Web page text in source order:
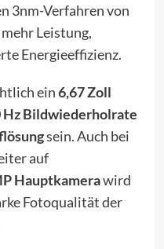
3nm-Verfahren von
Leistung,
Energieeffizienz.
ein6,67 Zoll
Hz Bildwiederholrate
sein. Auch bei
auf
Hauptkamerawird
Fotoqualität der